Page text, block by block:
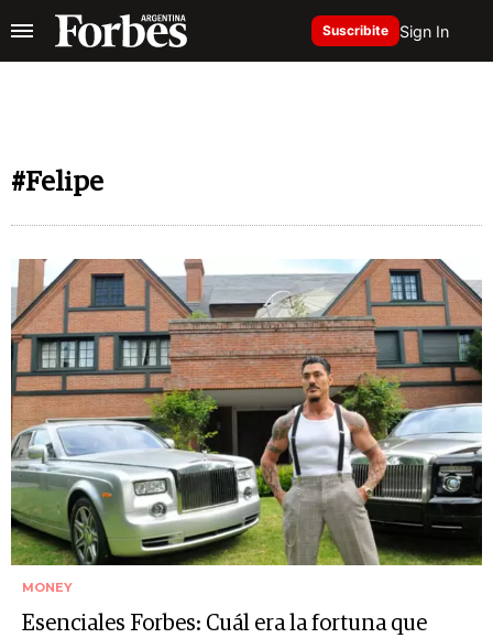
Suscribite Sign In
#Felipe
MONEY
Esenciales Forbes: Cuál era la fortuna que